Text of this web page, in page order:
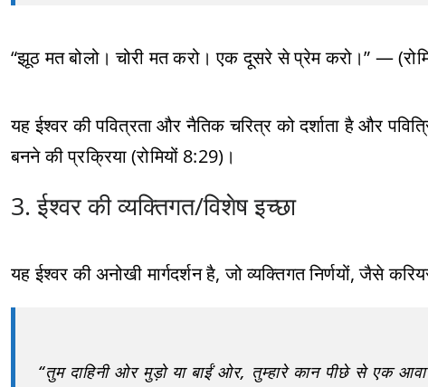
“झूठ मत बोलो। चोरी मत करो। एक दूसरे से प्रेम करो।” —
यह ईश्वर की पवित्रता और नैतिक चरित्र को दर्शाता है और
बनने की प्रक्रिया (रोमियों 8:29)।
3. ईश्वर की व्यक्तिगत/विशेष इच्छा
यह ईश्वर की अनोखी मार्गदर्शन है, जो व्यक्तिगत निर्णयों, जैसे
“तुम दाहिनी ओर मुड़ो या बाईं ओर, तुम्हारे कान पीछे से एक